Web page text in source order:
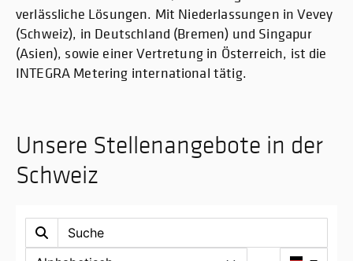
verlässliche Lösungen. Mit Niederlassungen in Vevey
(Schweiz), in Deutschland (Bremen) und Singapur
(Asien), sowie einer Vertretung in Österreich, ist die
INTEGRA Metering international tätig.
Unsere Stellenangebote in der
Schweiz